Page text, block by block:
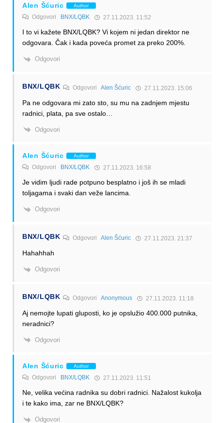
Alen Šćuric Author
Odgovori BNX/LQBK 27.11.2023. 11:52
I to vi kažete BNX/LQBK? Vi kojem ni jedan direktor ne
odgovara. Čak i kada poveća promet za preko 200%.
Odgovori
BNX/LQBK Odgovori Alen Šćuric 27.11.2023. 15:06
Pa ne odgovara mi zato sto, su mu na zadnjem mjestu
radnici, plata, pa sve ostalo…
Odgovori
Alen Šćuric Author
Odgovori BNX/LQBK 27.11.2023. 16:58
Je vidim ljudi rade potpuno besplatno i još ih se mladi
toljagama i svaki dan veže lancima.
Odgovori
BNX/LQBK Odgovori Alen Šćuric 27.11.2023. 21:37
Hahahhah
Odgovori
BNX/LQBK Odgovori Anonymous 27.11.2023. 11:18
Aj nemojte lupati gluposti, ko je opslužio 400.000 putnika,
neradnici?
Odgovori
Alen Šćuric Author
Odgovori BNX/LQBK 27.11.2023. 11:51
Ne, velika većina radnika su dobri radnici. Nažalost kukolja
i te kako ima, zar ne BNX/LQBK?
Odgovori